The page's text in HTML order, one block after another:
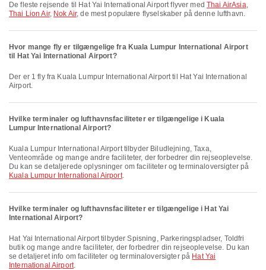
De fleste rejsende til Hat Yai International Airport flyver med Thai AirAsia,
Thai Lion Air, Nok Air, de mest populære flyselskaber på denne lufthavn.
Hvor mange fly er tilgængelige fra Kuala Lumpur International Airport
til Hat Yai International Airport?
Der er 1 fly fra Kuala Lumpur International Airport til Hat Yai International
Airport.
Hvilke terminaler og lufthavnsfaciliteter er tilgængelige i Kuala
Lumpur International Airport?
Kuala Lumpur International Airport tilbyder Biludlejning, Taxa,
Venteområde og mange andre faciliteter, der forbedrer din rejseoplevelse.
Du kan se detaljerede oplysninger om faciliteter og terminaloversigter på
Kuala Lumpur International Airport.
Hvilke terminaler og lufthavnsfaciliteter er tilgængelige i Hat Yai
International Airport?
Hat Yai International Airport tilbyder Spisning, Parkeringspladser, Toldfri
butik og mange andre faciliteter, der forbedrer din rejseoplevelse. Du kan
se detaljeret info om faciliteter og terminaloversigter på Hat Yai
International Airport.